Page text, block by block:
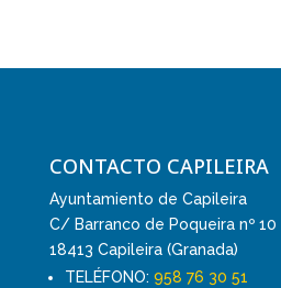
CONTACTO CAPILEIRA
Ayuntamiento de Capileira
C/ Barranco de Poqueira nº 10
18413 Capileira (Granada)
TELÉFONO: 958 76 30 51